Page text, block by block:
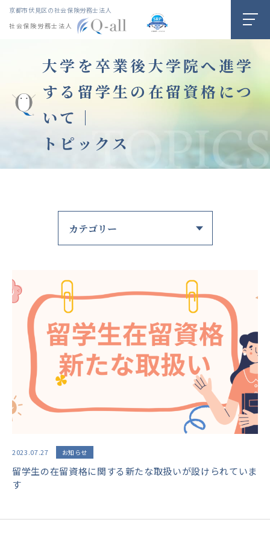
京都市伏見区の社会保険労務士法人
社会保険労務士法人
大学を卒業後大学院へ進学
する留学生の在留資格につ
いて｜
トピックス
2023.07.27 お知らせ
留学生の在留資格に関する新たな取扱いが設けられていま
す